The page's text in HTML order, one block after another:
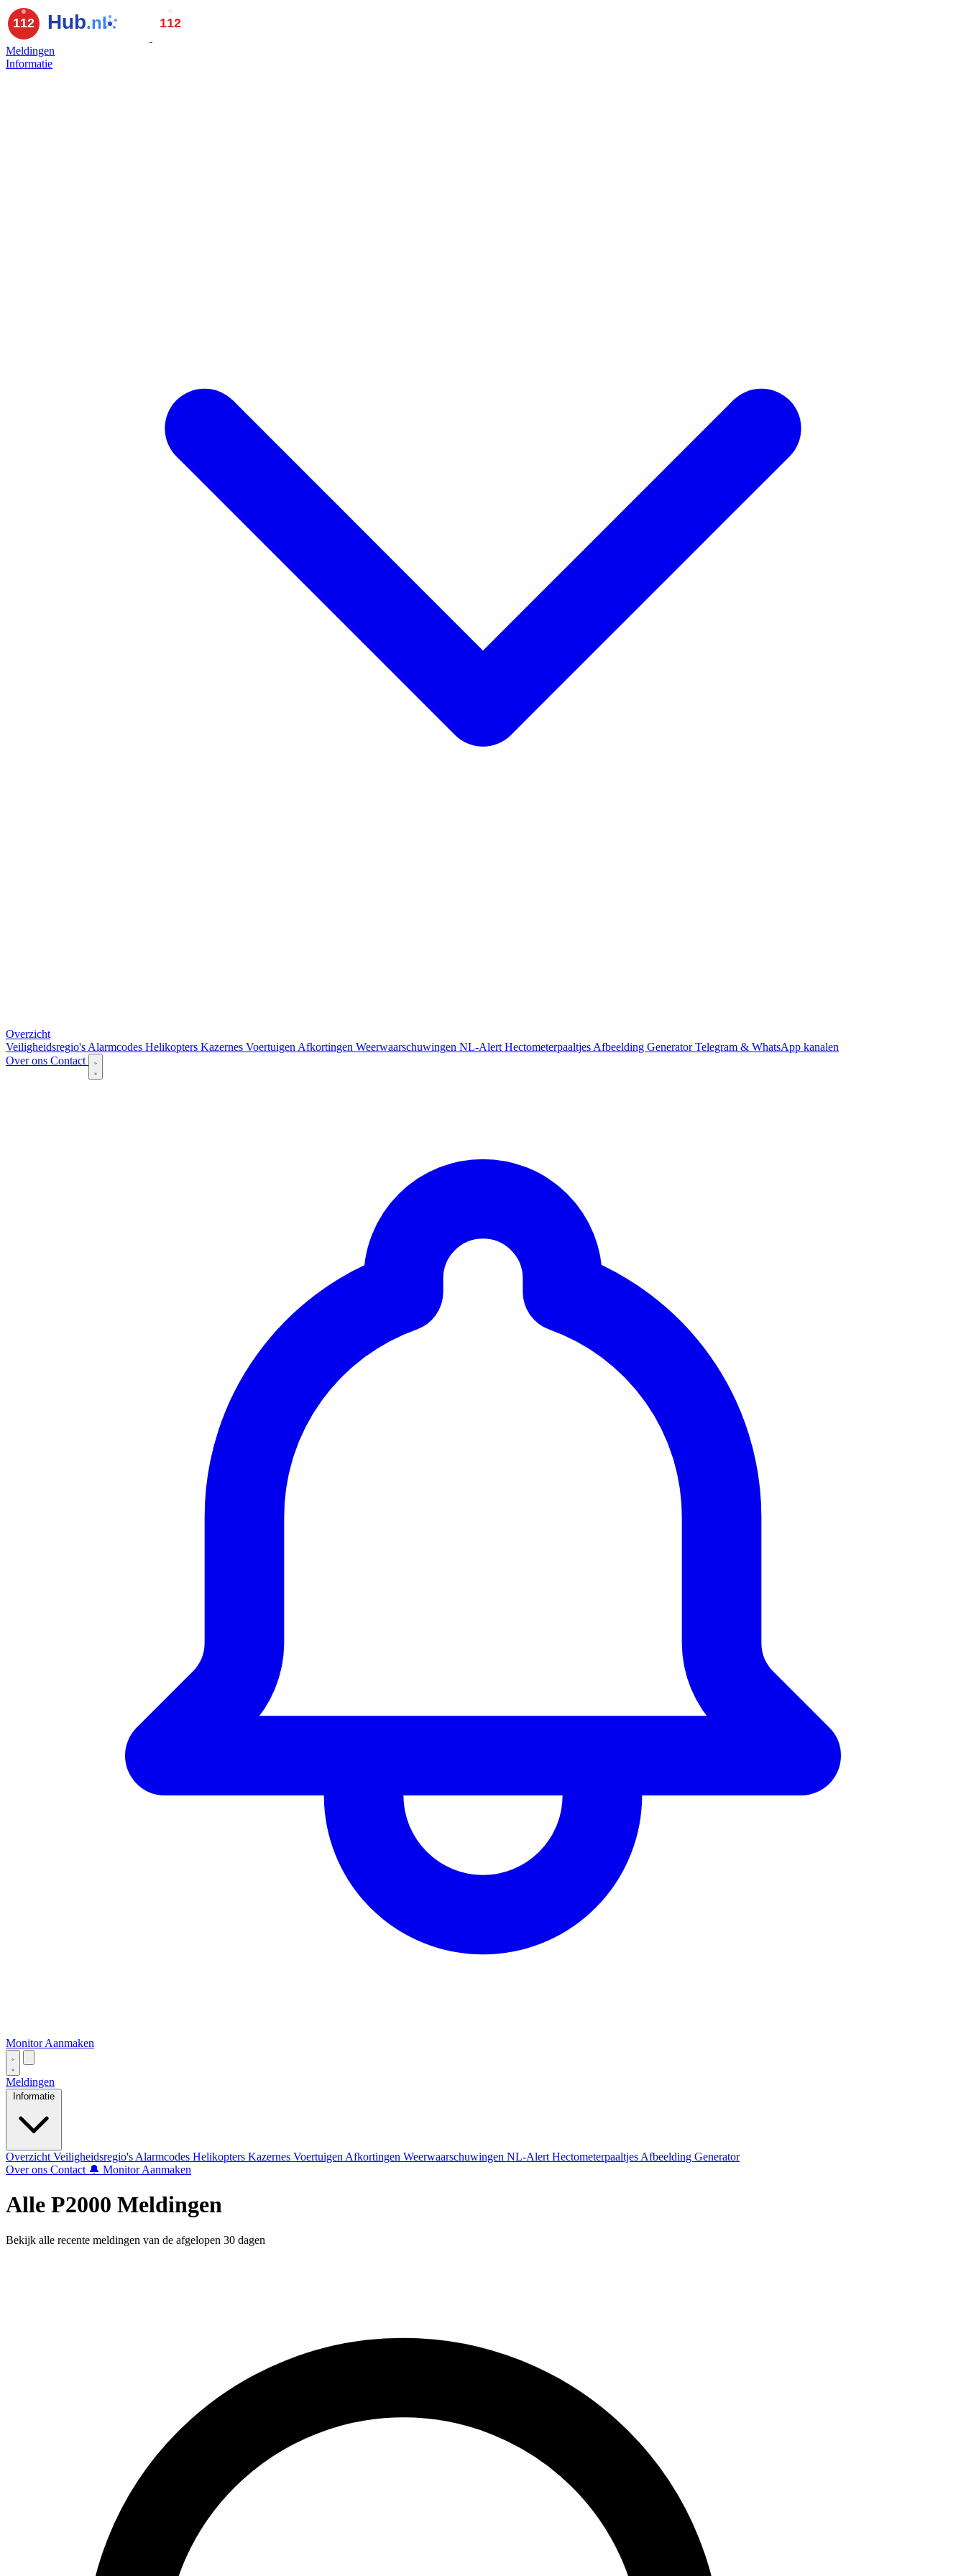
Meldingen
Informatie
Overzicht
Veiligheidsregio's Alarmcodes Helikopters Kazernes Voertuigen Afkortingen Weerwaarschuwingen NL-Alert Hectometerpaaltjes Afbeelding GeneratorTelegram & WhatsApp kanalen
Over ons Contact
Monitor Aanmaken
Meldingen
Informatie
Overzicht Veiligheidsregio's Alarmcodes Helikopters Kazernes Voertuigen Afkortingen Weerwaarschuwingen NL-Alert Hectometerpaaltjes Afbeelding Generator
Over ons Contact 🔔 Monitor Aanmaken
Alle P2000 Meldingen
Bekijk alle recente meldingen van de afgelopen 30 dagen